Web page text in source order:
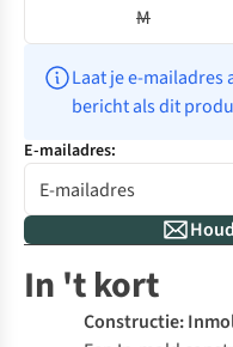
M
Laat je e-mailadres
bericht als dit
E-mailadres:
In 't kort
Constructie: